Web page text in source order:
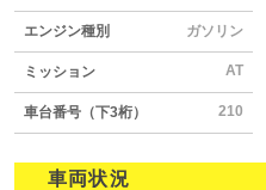
エンジン種別 ガソリン
ミッション AT
車台番号（下3桁） 210
車両状況